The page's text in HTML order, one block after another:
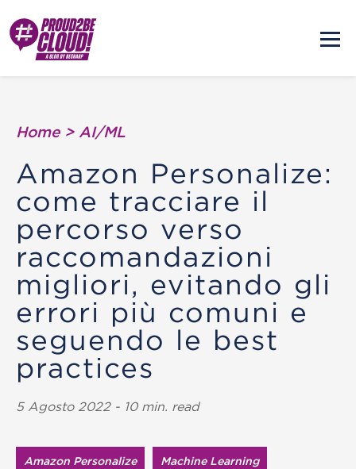
Home > AI/ML
Amazon Personalize:
come tracciare il
percorso verso
raccomandazioni
migliori, evitando gli
errori più comuni e
seguendo le best
practices
5 Agosto 2022 - 10 min. read
Amazon Personalize Machine Learning